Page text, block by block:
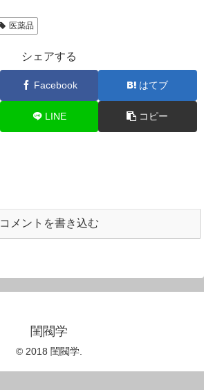
医薬品
シェアする
Facebook はてブ
LINE コピー
コメントを書き込む
閨閥学
© 2018 閨閥学.